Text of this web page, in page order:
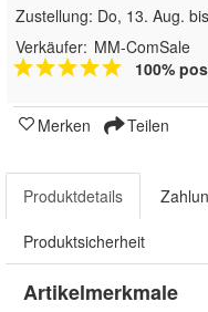
Zustellung: Do, 13. Aug.
Verkäufer: MM-ComSale
100%
Merken Teilen
Produktdetails
Produktsicherheit
Artikelmerkmale